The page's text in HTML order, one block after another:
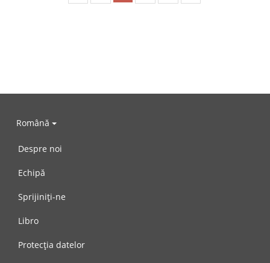
Română
Despre noi
Echipă
Sprijiniți-ne
Libro
Protecția datelor